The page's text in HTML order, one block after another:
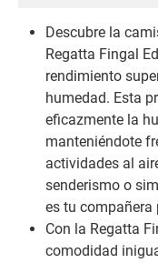
Descubre la
Regatta Fingal
rendimiento
humedad. Esta
eficazmente la
manteniéndote
actividades al
senderismo o
es tu compañera
Con la Regatta
comodidad